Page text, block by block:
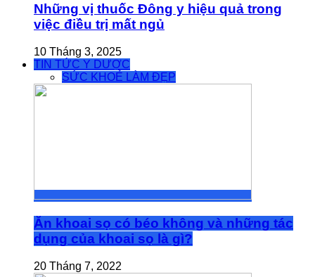
Những vị thuốc Đông y hiệu quả trong
việc điều trị mất ngủ
10 Tháng 3, 2025
TIN TỨC Y DƯỢC
SỨC KHOẺ LÀM ĐẸP
Ăn khoai sọ có béo không và những tác
dụng của khoai sọ là gì?
20 Tháng 7, 2022